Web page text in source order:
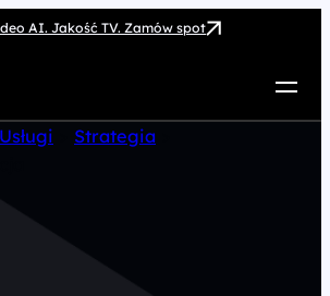
AI. Jakość TV. Zamów spot
Usługi Strategia